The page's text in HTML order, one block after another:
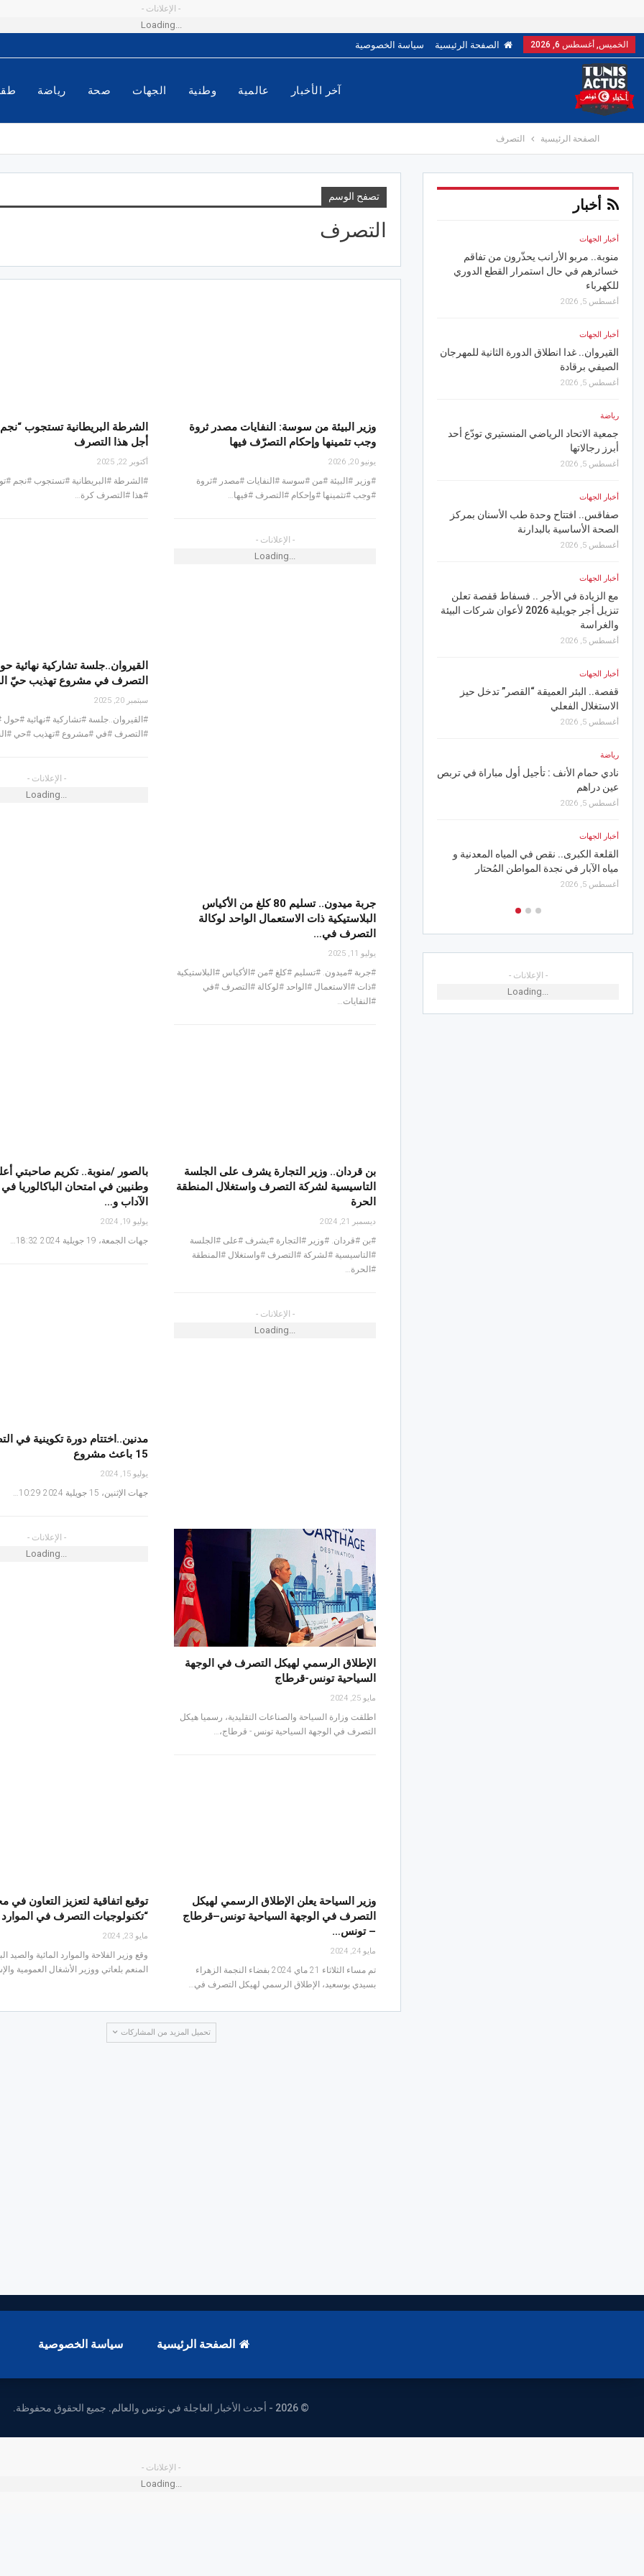
- الإعلانات -
Loading...
الخميس, أغسطس 6, 2026 الصفحة الرئيسية سياسة الخصوصية
آخر الأخبار عالمية وطنية الجهات صحة رياضة
الصفحة الرئيسية التصرف
تصفح الوسم
التصرف
وزير البيئة من سوسة: النفايات مصدر ثروة
وجب تثمينها وإحكام التصرّف فيها
يونيو 20, 2026
#وزير #البيئة #من #سوسة #النفايات #مصدر #ثروة
#وجب #تثمينها #وإحكام #التصرف #فيها…
الشرطة البريطانية تستجوب
أجل هذا التصرف
أكتوبر 22, 2025
#الشرطة #البريطانية #تستجوب #نجم
#هذا #التصرف كرة…
- الإعلانات -
Loading...
القيروان..جلسة تشاركية
التصرف في مشروع تهذيب حيّ
سبتمبر 20, 2025
#القيروان..جلسة #تشاركية #نهائية
#التصرف #في #مشروع #تهذيب #حي
جربة ميدون.. تسليم 80 كلغ من الأكياس
البلاستيكية ذات الاستعمال الواحد لوكالة
التصرف في…
يوليو 11, 2025
#جربة #ميدون. #تسليم #كلغ #من #الأكياس #البلاستيكية
#ذات #الاستعمال #الواحد #لوكالة #التصرف #في
#النفايات…
- الإعلانات -
Loading...
بن قردان.. وزير التجارة يشرف على الجلسة
التاسيسية لشركة التصرف واستغلال المنطقة
الحرة
ديسمبر 21, 2024
#بن #قردان. #وزير #التجارة #يشرف #على #الجلسة
#التاسيسية #لشركة #التصرف #واستغلال #المنطقة
#الحرة…
بالصور /منوبة.. تكريم صاحبتي
وطنيين في امتحان الباكالوريا
الآداب و…
يوليو 19, 2024
جهات الجمعة، 19 جويلية 2024 18:32…
- الإعلانات -
Loading...
مدنين..اختتام دورة تكوينية في
15 باعث مشروع
يوليو 15, 2024
جهات الإثنين، 15 جويلية 2024 10:29…
الإطلاق الرسمي لهيكل التصرف في الوجهة
السياحية تونس-قرطاج
مايو 25, 2024
اطلقت وزارة السياحة والصناعات التقليدية، رسميا هيكل
التصرف في الوجهة السياحية تونس - قرطاج،…
- الإعلانات -
Loading...
وزير السياحة يعلن الإطلاق الرسمي لهيكل
التصرف في الوجهة السياحية تونس–قرطاج
– تونس…
مايو 24, 2024
تم مساء الثلاثاء 21 ماي 2024 بفضاء النجمة الزهراء
بسيدي بوسعيد، الإطلاق الرسمي لهيكل التصرف في…
توقيع اتفاقية لتعزيز التعاون في
“تكنولوجيات التصرف في الموارد
مايو 23, 2024
وقع وزير الفلاحة والموارد المائية والصيد
المنعم بلعاتي ووزير الأشغال العمومية
تحميل المزيد من المشاركات
أخبار
أخبار الجهات
منوبة.. مربو الأرانب يحذّرون من تفاقم
خسائرهم في حال استمرار القطع الدوري
للكهرباء
أغسطس 5, 2026
أخبار الجهات
القيروان.. غدا انطلاق الدورة الثانية للمهرجان
الصيفي برقادة
أغسطس 5, 2026
رياضة
جمعية الاتحاد الرياضي المنستيري تودّع أحد
أبرز رجالاتها
أغسطس 5, 2026
أخبار الجهات
صفاقس.. افتتاح وحدة طب الأسنان بمركز
الصحة الأساسية بالبدارنة
أغسطس 5, 2026
أخبار الجهات
مع الزيادة في الأجر .. فسفاط قفصة تعلن
تنزيل أجر جويلية 2026 لأعوان شركات البيئة
والغراسة
أغسطس 5, 2026
أخبار الجهات
قفصة.. البئر العميقة “القصر” تدخل حيز
الاستغلال الفعلي
أغسطس 5, 2026
رياضة
نادي حمام الأنف : تأجيل أول مباراة في تربص
عين دراهم
أغسطس 5, 2026
أخبار الجهات
القلعة الكبرى.. نقص في المياه المعدنية و
مياه الآبار في نجدة المواطن المُحتار
أغسطس 5, 2026
أخبار الجهات
الجامعي الملك سلمان ويدعو إلى التسريع في
مشروع “المنار 2” السكني بكلفة تفوق 7
ملايين دينار
- الإعلانات -
Loading...
الصفحة الرئيسية سياسة الخصوصية
© 2026 - أحدث الأخبار العاجلة في تونس والعالم. جميع الحقوق محفوظة.
- الإعلانات -
Loading...